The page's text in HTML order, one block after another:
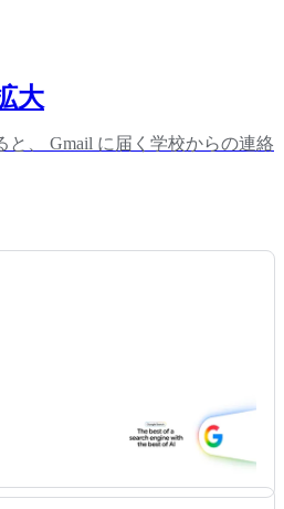
大
、 Gmail に届く学校からの連絡